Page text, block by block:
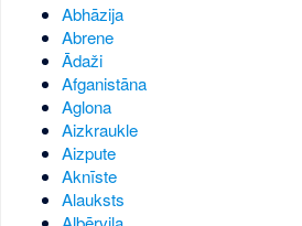
Abhāzija
Abrene
Ādaži
Afganistāna
Aglona
Aizkraukle
Aizpute
Aknīste
Alauksts